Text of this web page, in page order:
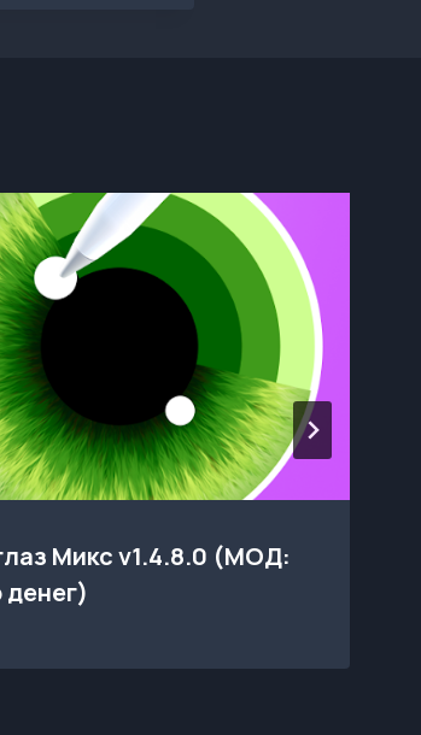
Микс v1.4.8.0 (МОД: